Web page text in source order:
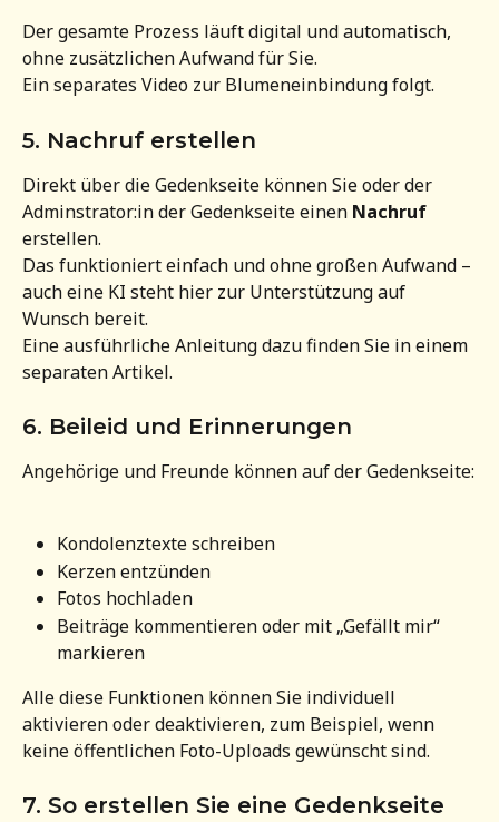
Der gesamte Prozess läuft digital und automatisch,
ohne zusätzlichen Aufwand für Sie.
Ein separates Video zur Blumeneinbindung folgt.
5. Nachruf erstellen
Direkt über die Gedenkseite können Sie oder der
Adminstrator:in der Gedenkseite einen Nachruf
erstellen.
Das funktioniert einfach und ohne großen Aufwand –
auch eine KI steht hier zur Unterstützung auf
Wunsch bereit.
Eine ausführliche Anleitung dazu finden Sie in einem
separaten Artikel.
6. Beileid und Erinnerungen
Angehörige und Freunde können auf der Gedenkseite:
Kondolenztexte schreiben
Kerzen entzünden
Fotos hochladen
Beiträge kommentieren oder mit „Gefällt mir“
markieren
Alle diese Funktionen können Sie individuell
aktivieren oder deaktivieren, zum Beispiel, wenn
keine öffentlichen Foto-Uploads gewünscht sind.
7. So erstellen Sie eine Gedenkseite